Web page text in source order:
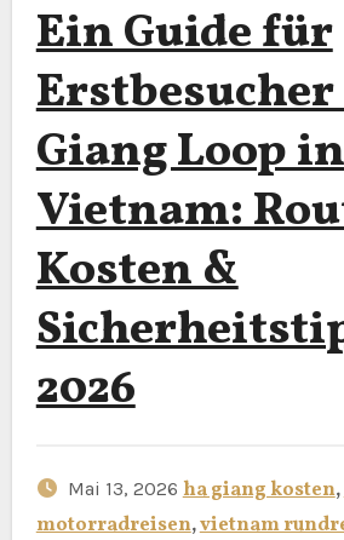
Ein Guide für
Giang Loop in
Vietnam:
Kosten &
2026
Mai 13, 2026 ha giang kosten,
motorradreisen,vietnam